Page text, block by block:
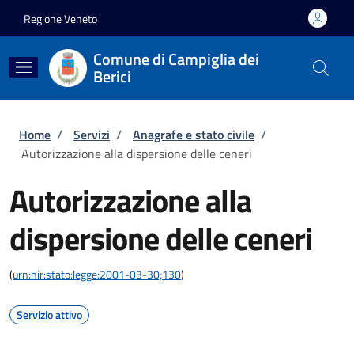
Regione Veneto
Comune di Campiglia dei
Berici
Briciole di pane
Home / Servizi / Anagrafe e stato civile /
Autorizzazione alla dispersione delle ceneri
Autorizzazione alla
dispersione delle ceneri
(urn:nir:stato:legge:2001-03-30;130)
Servizio attivo